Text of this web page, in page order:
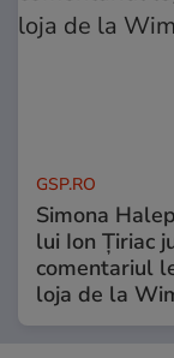
GSP.RO
Simona
lui Ion Țiriac
comentariul
loja de la